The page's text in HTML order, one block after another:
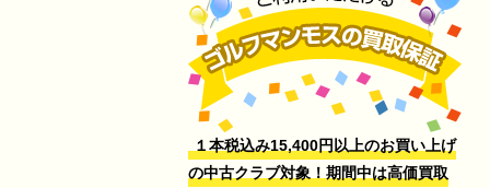
１本税込み15,400円以上のお買い上げ
の中古クラブ対象！期間中は高価買取